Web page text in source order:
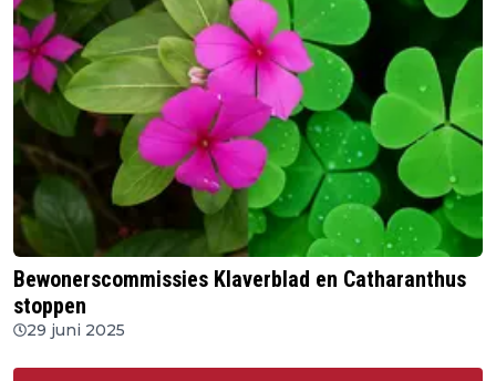
Bewonerscommissies Klaverblad en Catharanthus
stoppen
29 juni 2025